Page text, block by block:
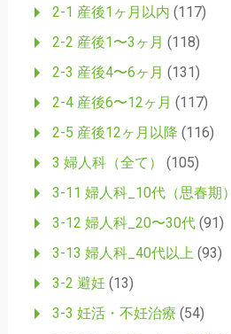
2-1 産後1ヶ月以内 (117)
2-2 産後1〜3ヶ月 (118)
2-3 産後4〜6ヶ月 (131)
2-4 産後6〜12ヶ月 (117)
2-5 産後12ヶ月以降 (116)
3 婦人科（全て）
(105)
3-11 婦人科_10代（思春期）
3-12 婦人科_20〜30代(91)
3-13 婦人科_40代以上 (93)
3-2 避妊(13)
3-3 妊活・不妊治療 (54)